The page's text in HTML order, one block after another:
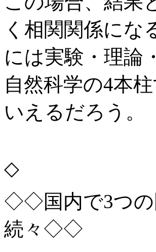
く相関関係にな
には実験・理論
自然科学の4本
いえるだろう。
◇
◇◇国内で3つの
続々◇◇